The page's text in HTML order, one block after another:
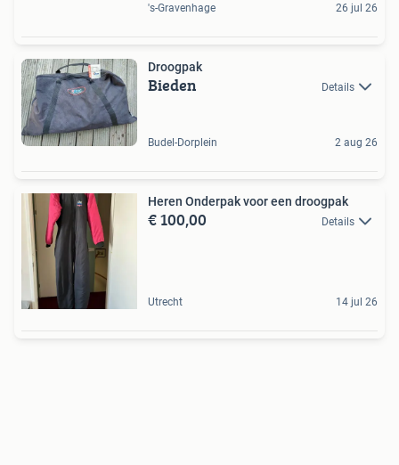
's-Gravenhage 26 jul 26
Droogpak
Bieden Details
Budel-Dorplein 2 aug 26
Heren Onderpak voor een droogpak
€ 100,00 Details
Utrecht 14 jul 26